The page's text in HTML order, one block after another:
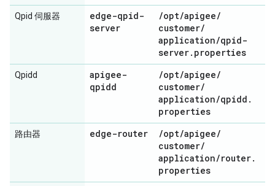
Qpid 伺服器
edge-qpid-
server
/opt/apigee/
customer/
application/qpid-
server. properties
Qpidd
apigee-
qpidd
/opt/apigee/
customer/
application/qpidd .
properties
路由器 edge-router /opt/apigee/
customer/
application/router.
properties